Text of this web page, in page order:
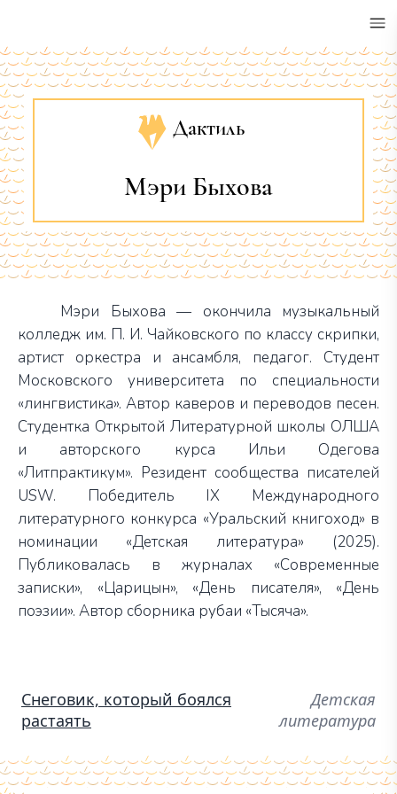
Дактиль
Мэри Быхова
Мэри Быхова — окончила музыкальный
колледж им. П. И. Чайковского по классу скрипки,
артист оркестра и ансамбля, педагог. Студент
Московского университета по специальности
«лингвистика». Автор каверов и переводов песен.
Студентка Открытой Литературной школы ОЛША
и авторского курса Ильи Одегова
«Литпрактикум». Резидент сообщества писателей
USW. Победитель IX Международного
литературного конкурса «Уральский книгоход» в
номинации «Детская литература» (2025).
Публиковалась в журналах «Современные
записки», «Царицын», «День писателя», «День
поэзии». Автор сборника рубаи «Тысяча».
Снеговик, который боялся
растаять
Детская
литература